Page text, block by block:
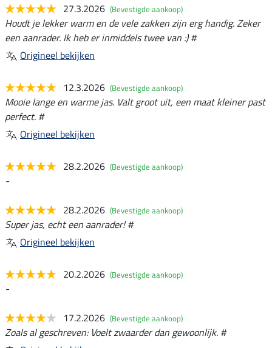
27.3.2026 (Bevestigde aankoop)
Houdt je lekker warm en de vele zakken zijn erg handig. Zeker
een aanrader. Ik heb er inmiddels twee van :) #
Origineel bekijken
12.3.2026 (Bevestigde aankoop)
Mooie lange en warme jas. Valt groot uit, een maat kleiner past
perfect. #
Origineel bekijken
28.2.2026 (Bevestigde aankoop)
-
28.2.2026 (Bevestigde aankoop)
Super jas, echt een aanrader! #
Origineel bekijken
20.2.2026 (Bevestigde aankoop)
-
17.2.2026 (Bevestigde aankoop)
Zoals al geschreven: Voelt zwaarder dan gewoonlijk. #